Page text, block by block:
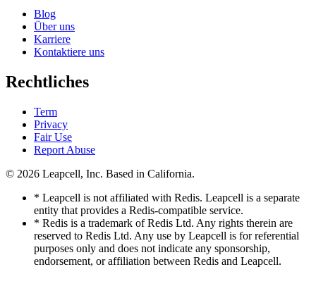
Blog
Über uns
Karriere
Kontaktiere uns
Rechtliches
Term
Privacy
Fair Use
Report Abuse
© 2026 Leapcell, Inc. Based in California.
* Leapcell is not affiliated with Redis. Leapcell is a separate
entity that provides a Redis-compatible service.
* Redis is a trademark of Redis Ltd. Any rights therein are
reserved to Redis Ltd. Any use by Leapcell is for referential
purposes only and does not indicate any sponsorship,
endorsement, or affiliation between Redis and Leapcell.